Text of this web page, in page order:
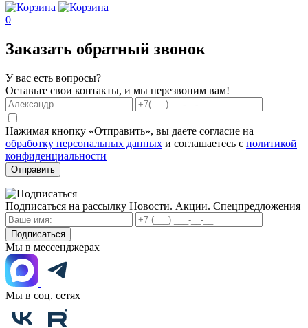
0
Заказать обратный звонок
У вас есть вопросы?
Оставьте свои контакты, и мы перезвоним вам!
Нажимая кнопку «Отправить», вы даете согласие на
обработку персональных данных и соглашаетесь с политикой
конфиденциальности
Отправить
Подписаться на рассылку Новости. Акции. Спецпредложения
Подписаться
Мы в мессенджерах
Мы в соц. сетях